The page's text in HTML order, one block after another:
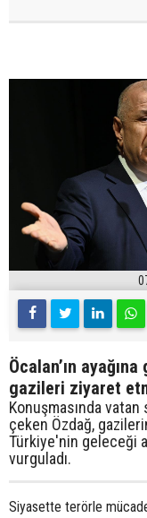
Öcalan’ın
gazileri ziyaret
Konuşmasında vatan
çeken Özdağ,
Türkiye'nin geleceği
vurguladı.
Siyasette terörle